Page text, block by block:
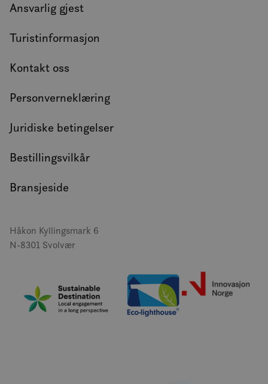
Ansvarlig gjest
Turistinformasjon
Kontakt oss
Personverneklæring
Juridiske betingelser
Bestillingsvilkår
Bransjeside
Håkon Kyllingsmark 6
N-8301 Svolvær